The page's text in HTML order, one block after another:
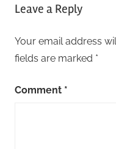
Leave a Reply
Your email address
fields are marked *
Comment *